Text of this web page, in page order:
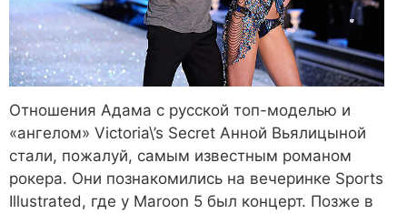
Отношения Адама с русской топ-моделью и
«ангелом» Victoria\’s Secret Анной Вьялицыной
стали, пожалуй, самым известным романом
рокера. Они познакомились на вечеринке Sports
Illustrated, где у Maroon 5 был концерт. Позже в